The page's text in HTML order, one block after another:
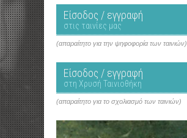
Είσοδος / εγγραφή
στις ταινίες μας
(απαραίτητο για την ψηφοφορία των ταινιών)
Είσοδος / εγγραφή
στη Χρυσή Ταινιοθήκη
(απαραίτητο για το σχολιασμό των ταινιών)